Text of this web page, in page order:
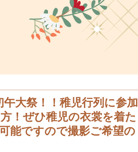
大祭！！稚児行列に参加
！ぜひ稚児の衣裳を着た
能ですので撮影ご希望の